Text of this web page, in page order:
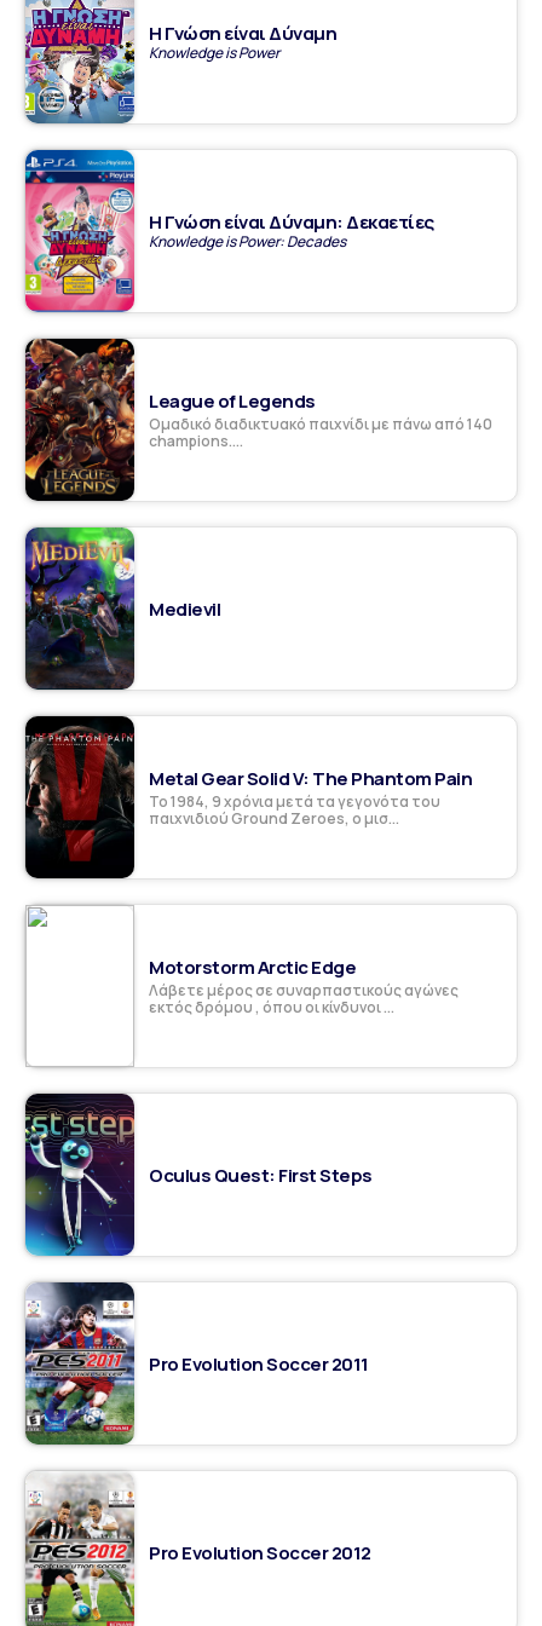
Η Γνώση είναι Δύναμη
Knowledge is Power
Η Γνώση είναι Δύναμη: Δεκαετίες
Knowledge is Power: Decades
League of Legends
Ομαδικό διαδικτυακό παιχνίδι με πάνω από 140
champions....
Medievil
Metal Gear Solid V: The Phantom Pain
Το 1984, 9 χρόνια μετά τα γεγονότα του
παιχνιδιού Ground Zeroes, ο μισ...
Motorstorm Arctic Edge
Λάβετε μέρος σε συναρπαστικούς αγώνες
εκτός δρόμου , όπου οι κίνδυνοι ...
Oculus Quest: First Steps
Pro Evolution Soccer 2011
Pro Evolution Soccer 2012